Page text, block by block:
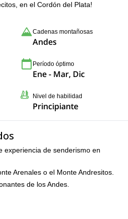
en el Cordón del Plata!
Cadenas montañosas
Andes
Período óptimo
Ene - Mar, Dic
Nivel de habilidad
Principiante
experiencia de senderismo en
Arenales o el Monte Andresitos.
de los Andes.